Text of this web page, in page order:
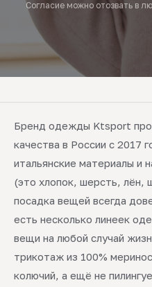
Согласие можно отозвать в
Бренд одежды Ktsport
качества в России с 2017
итальянские материалы и
(это хлопок, шерсть, лён,
посадка вещей всегда
есть несколько линеек
вещи на любой случай
трикотаж из 100%
колючий, а ещё не